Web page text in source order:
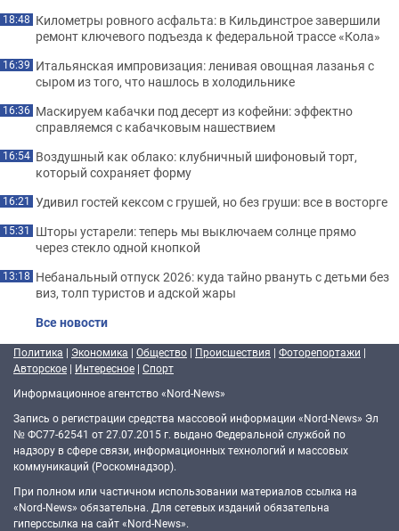
18:48 Километры ровного асфальта: в Кильдинстрое завершили
ремонт ключевого подъезда к федеральной трассе «Кола»
16:39 Итальянская импровизация: ленивая овощная лазанья с
сыром из того, что нашлось в холодильнике
16:36 Маскируем кабачки под десерт из кофейни: эффектно
справляемся с кабачковым нашествием
16:54 Воздушный как облако: клубничный шифоновый торт,
который сохраняет форму
16:21 Удивил гостей кексом с грушей, но без груши: все в восторге
15:31 Шторы устарели: теперь мы выключаем солнце прямо
через стекло одной кнопкой
13:18 Небанальный отпуск 2026: куда тайно рвануть с детьми без
виз, толп туристов и адской жары
Все новости
Политика | Экономика | Общество | Происшествия | Фоторепортажи |
Авторское | Интересное | Спорт
Информационное агентство «Nord-News»
Запись о регистрации средства массовой информации «Nord-News» Эл
№ ФС77-62541 от 27.07.2015 г. выдано Федеральной службой по
надзору в сфере связи, информационных технологий и массовых
коммуникаций (Роскомнадзор).
При полном или частичном использовании материалов ссылка на
«Nord-News» обязательна. Для сетевых изданий обязательна
гиперссылка на сайт «Nord-News».